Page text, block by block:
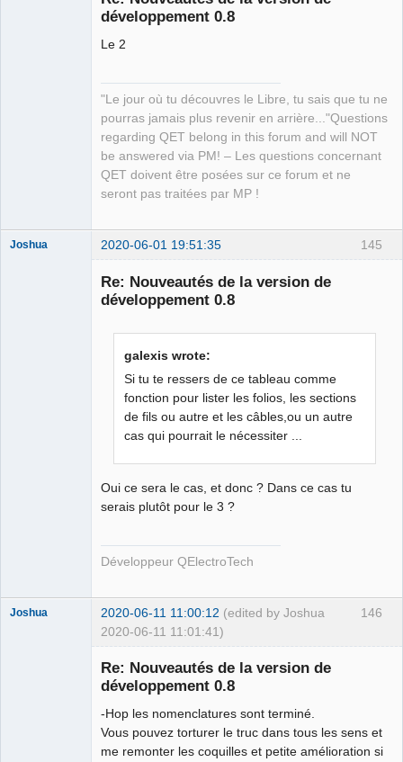
développement 0.8
Le 2
"Le jour où tu découvres le Libre, tu sais que tu ne
pourras jamais plus revenir en arrière..."Questions
regarding QET belong in this forum and will NOT
be answered via PM! – Les questions concernant
QET doivent être posées sur ce forum et ne
seront pas traitées par MP !
145
Joshua 2020-06-01 19:51:35
Re: Nouveautés de la version de
développement 0.8
galexis wrote:
Si tu te ressers de ce tableau comme
fonction pour lister les folios, les sections
de fils ou autre et les câbles,ou un autre
cas qui pourrait le nécessiter ...
Oui ce sera le cas, et donc ? Dans ce cas tu
serais plutôt pour le 3 ?
Développeur QElectroTech
146
Joshua 2020-06-11 11:00:12 (edited by Joshua
2020-06-11 11:01:41)
Re: Nouveautés de la version de
développement 0.8
-Hop les nomenclatures sont terminé.
Vous pouvez torturer le truc dans tous les sens et
me remonter les coquilles et petite amélioration si